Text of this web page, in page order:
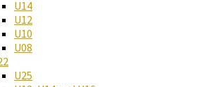
U14
U12
U10
U08
U25